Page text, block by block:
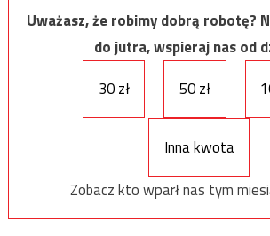
Uważasz, że robimy dobrą robotę?
do jutra, wspieraj nas od
30 zł
50 zł
Inna kwota
Zobacz kto wparł nas tym